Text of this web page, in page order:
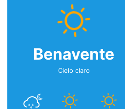
Benavente
Cielo claro